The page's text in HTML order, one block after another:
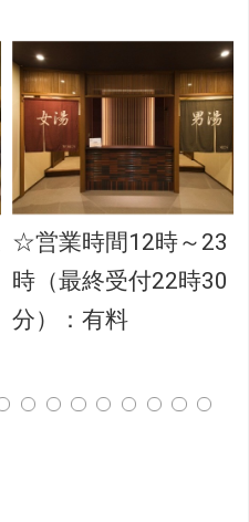
☆営業時間12時～23
時（最終受付22時30
分）：有料